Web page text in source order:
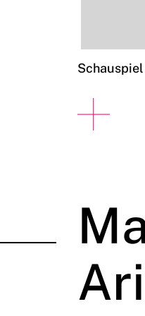
Schauspiel